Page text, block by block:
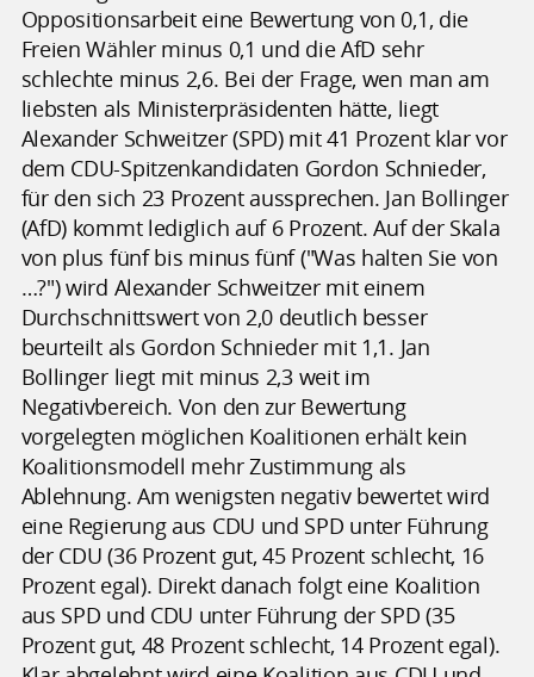
Oppositionsarbeit eine Bewertung von 0,1, die
Freien Wähler minus 0,1 und die AfD sehr
schlechte minus 2,6. Bei der Frage, wen man am
liebsten als Ministerpräsidenten hätte, liegt
Alexander Schweitzer (SPD) mit 41 Prozent klar vor
dem CDU-Spitzenkandidaten Gordon Schnieder,
für den sich 23 Prozent aussprechen. Jan Bollinger
(AfD) kommt lediglich auf 6 Prozent. Auf der Skala
von plus fünf bis minus fünf ("Was halten Sie von
…?") wird Alexander Schweitzer mit einem
Durchschnittswert von 2,0 deutlich besser
beurteilt als Gordon Schnieder mit 1,1. Jan
Bollinger liegt mit minus 2,3 weit im
Negativbereich. Von den zur Bewertung
vorgelegten möglichen Koalitionen erhält kein
Koalitionsmodell mehr Zustimmung als
Ablehnung. Am wenigsten negativ bewertet wird
eine Regierung aus CDU und SPD unter Führung
der CDU (36 Prozent gut, 45 Prozent schlecht, 16
Prozent egal). Direkt danach folgt eine Koalition
aus SPD und CDU unter Führung der SPD (35
Prozent gut, 48 Prozent schlecht, 14 Prozent egal).